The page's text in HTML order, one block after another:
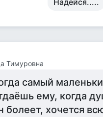
Надейся.....
Тимуровна
самый
ему, когда
болеет, хочется